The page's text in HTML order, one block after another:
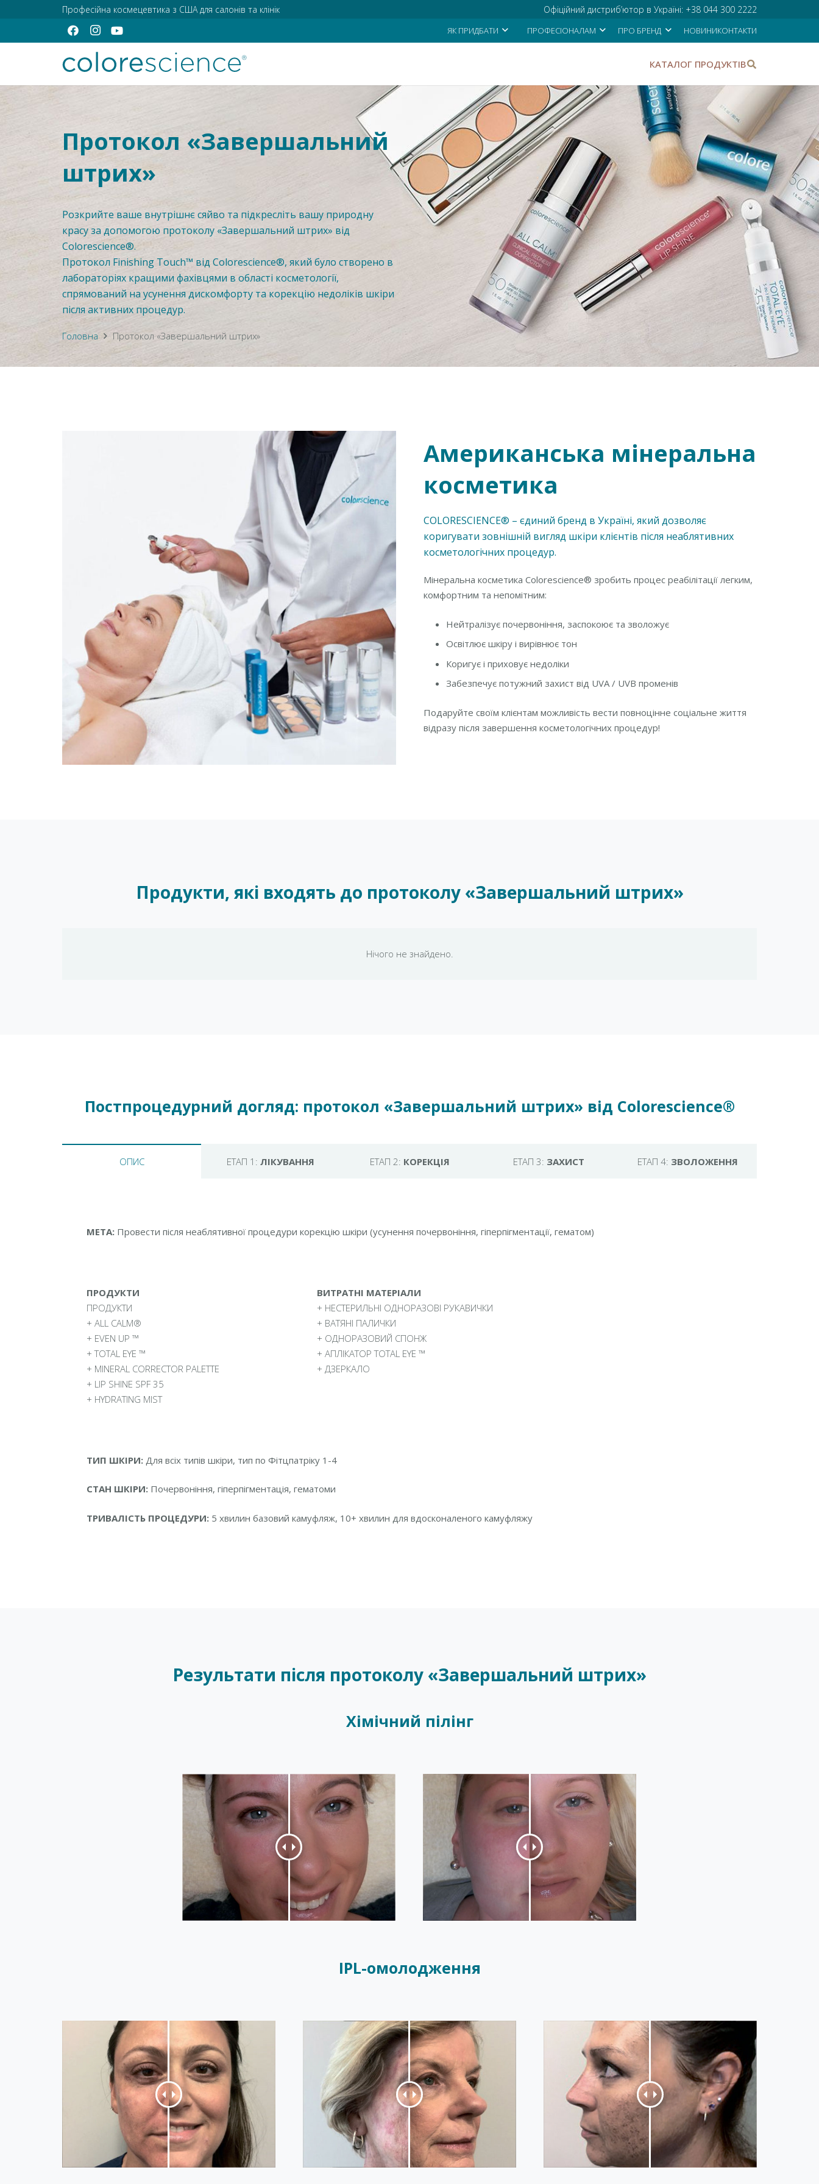
ЯК ПРИДБАТИ ПРОФЕСІОНАЛАМ ПРО БРЕНД НОВИНИКОНТАКТИ
КАТАЛОГ ПРОДУКТІВ
Професійна космецевтика з США для салонів та клінік Офіційний дистриб’ютор в Україні: +38 044 300 2222
Протокол «Завершальний
штрих»
Розкрийте ваше внутрішнє сяйво та підкресліть вашу природну
красу за допомогою протоколу «Завершальний штрих» від
Colorescience®.
Протокол Finishing Touch™ від Colorescience®, який було створено в
лабораторіях кращими фахівцями в області косметології,
спрямований на усунення дискомфорту та корекцію недоліків шкіри
після активних процедур.
Головна Протокол «Завершальний штрих»
Американська мінеральна
косметика
COLORESCIENCE® – єдиний бренд в Україні, який дозволяє
коригувати зовнішній вигляд шкіри клієнтів після неаблятивних
косметологічних процедур.
Мінеральна косметика Colorescience® зробить процес реабілітації легким,
комфортним та непомітним:
Нейтралізує почервоніння, заспокоює та зволожує
Освітлює шкіру і вирівнює тон
Коригує і приховує недоліки
Забезпечує потужний захист від UVA / UVB променів
Подаруйте своїм клієнтам можливість вести повноцінне соціальне життя
відразу після завершення косметологічних процедур!
Продукти, які входять до протоколу «Завершальний штрих»
Нічого не знайдено.
Постпроцедурний догляд: протокол «Завершальний штрих» від Colorescience®
ОПИС ЕТАП 1: ЛІКУВАННЯ ЕТАП 2: КОРЕКЦІЯ ЕТАП 3: ЗАХИСТ ЕТАП 4: ЗВОЛОЖЕННЯ
МЕТА: Провести після неаблятивної процедури корекцію шкіри (усунення почервоніння, гіперпігментації, гематом)
ПРОДУКТИ
ПРОДУКТИ
+ ALL CALM®
+ EVEN UP ™
+ TOTAL EYE ™
+ MINERAL CORRECTOR PALETTE
+ LIP SHINE SPF 35
+ HYDRATING MIST
ВИТРАТНІ МАТЕРІАЛИ
+ НЕСТЕРИЛЬНІ ОДНОРАЗОВІ РУКАВИЧКИ
+ ВАТЯНІ ПАЛИЧКИ
+ ОДНОРАЗОВИЙ СПОНЖ
+ АПЛІКАТОР TOTAL EYE ™
+ ДЗЕРКАЛО
ТИП ШКІРИ: Для всіх типів шкіри, тип по Фітцпатріку 1-4
СТАН ШКІРИ: Почервоніння, гіперпігментація, гематоми
ТРИВАЛІСТЬ ПРОЦЕДУРИ: 5 хвилин базовий камуфляж, 10+ хвилин для вдосконаленого камуфляжу
Результати після протоколу «Завершальний штрих»
Хімічний пілінг
IPL-омолодження